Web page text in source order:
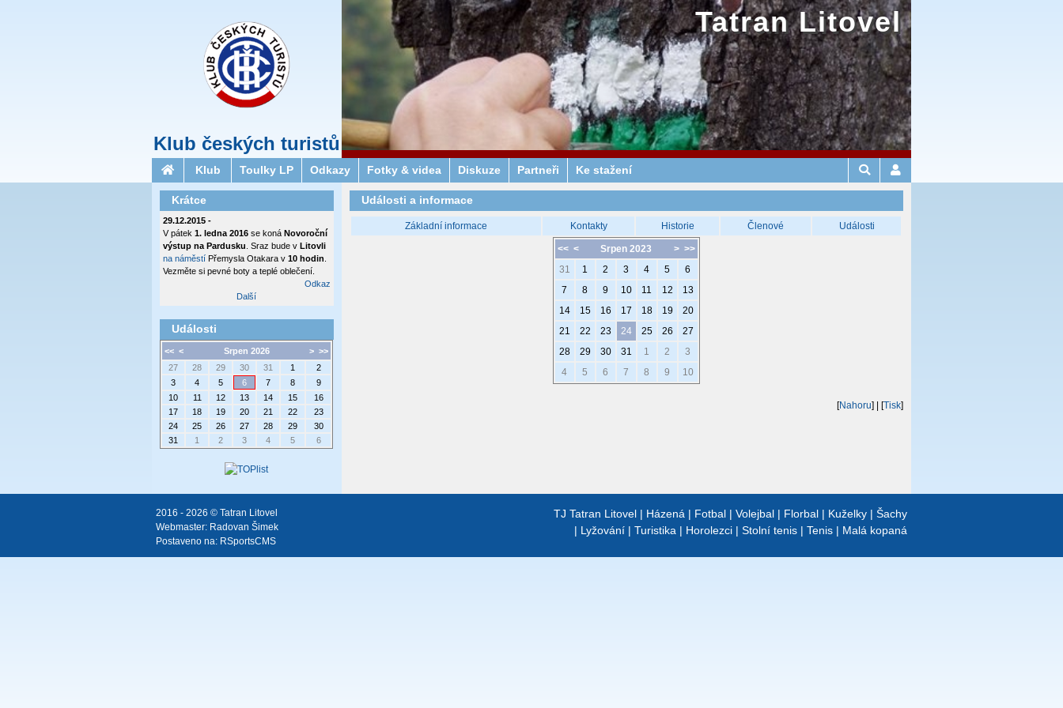
Klub českých turistů
Tatran Litovel
Klub Toulky LP Odkazy Fotky & videa Diskuze Partneři Ke stažení
Události a informace
Základní informace Kontakty Historie Členové Události
<< < > >>
Srpen 2023
31
1 2 3 4 5
6
7
8 9 10 11 12
13
14
15 16 17 18 19
20
21
22 23 24 25 26
27
28
29 30 31 1 2
3
4
5 6 7 8 9 10
[Nahoru] | [Tisk]
Krátce
29.12.2015 -
V pátek 1. ledna 2016 se koná Novoroční
výstup na Pardusku . Sraz bude v Litovli
na náměstíPřemysla Otakara v 10 hodin
Vezměte si pevné boty a teplé oblečení.
Odkaz
Další
Události
<< < > >>
Srpen 2026
27
28 29 30 31 1
2
3
4 5 6 7 8
9
10
11 12 13 14 15
16
17
18 19 20 21 22
23
24
25 26 27 28 29
30
31
1 2 3 4 5 6
TJ Tatran Litovel | Házená | Fotbal | Volejbal | Florbal | Kuželky | Šachy
| Lyžování | Turistika | Horolezci | Stolní tenis | Tenis | Malá kopaná
2016 - 2026 © Tatran Litovel
Webmaster: Radovan Šimek
Postaveno na: RSportsCMS